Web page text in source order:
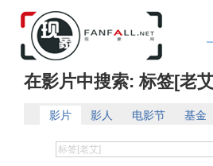
在影片中搜索: 标签[老
影片 影人 电影节 基金